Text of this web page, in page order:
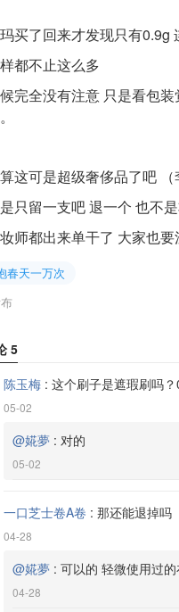
买了回来才发现只有0.9g
都不止这么多
完全没有注意 只是看包
这可是超级奢侈品了吧
只留一支吧 退一个 也不
师都出来单干了 大家也
春天一万次
5
陈玉梅 : 这个刷子是遮瑕刷吗？
05-02
@婲夢 : 对的
05-02
一口芝士卷A卷 : 那还能退掉吗
04-28
@婲夢 : 可以的 轻微使用过
04-28